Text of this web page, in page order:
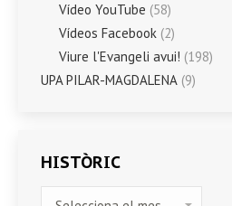
Vídeo YouTube (58)
Vídeos Facebook (2)
Viure l'Evangeli avui! (198)
UPA PILAR-MAGDALENA (9)
HISTÒRIC